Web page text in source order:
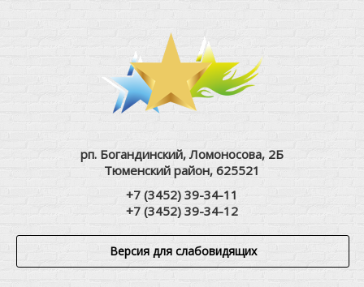
рп. Богандинский, Ломоносова, 2Б
Тюменский район, 625521
+7 (3452) 39-34-11
+7 (3452) 39-34-12
Версия для слабовидящих